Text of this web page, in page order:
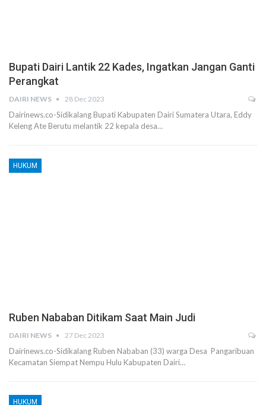
Bupati Dairi Lantik 22 Kades, Ingatkan Jangan Ganti
Perangkat
DAIRI NEWS 28 Dec 2023
Dairinews.co-Sidikalang Bupati Kabupaten Dairi Sumatera Utara, Eddy
Keleng Ate Berutu melantik 22 kepala desa…
HUKUM
Ruben Nababan Ditikam Saat Main Judi
DAIRI NEWS 27 Dec 2023
Dairinews.co-Sidikalang Ruben Nababan (33) warga Desa Pangaribuan
Kecamatan Siempat Nempu Hulu Kabupaten Dairi…
HUKUM